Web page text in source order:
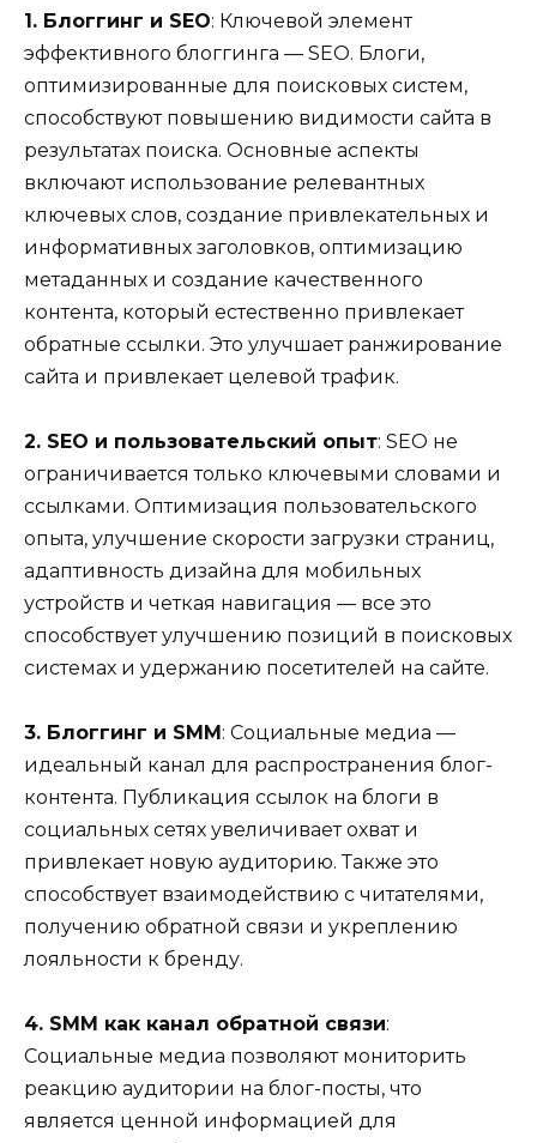
1. Блоггинг и SEO: Ключевой элемент
эффективного блоггинга — SEO. Блоги,
оптимизированные для поисковых систем,
способствуют повышению видимости сайта в
результатах поиска. Основные аспекты
включают использование релевантных
ключевых слов, создание привлекательных и
информативных заголовков, оптимизацию
метаданных и создание качественного
контента, который естественно привлекает
обратные ссылки. Это улучшает ранжирование
сайта и привлекает целевой трафик.
2. SEO и пользовательский опыт: SEO не
ограничивается только ключевыми словами и
ссылками. Оптимизация пользовательского
опыта, улучшение скорости загрузки страниц,
адаптивность дизайна для мобильных
устройств и четкая навигация — все это
способствует улучшению позиций в поисковых
системах и удержанию посетителей на сайте.
3. Блоггинг и SMM : Социальные медиа —
идеальный канал для распространения блог-
контента. Публикация ссылок на блоги в
социальных сетях увеличивает охват и
привлекает новую аудиторию. Также это
способствует взаимодействию с читателями,
получению обратной связи и укреплению
лояльности к бренду.
4. SMM как канал обратной связи:
Социальные медиа позволяют мониторить
реакцию аудитории на блог-посты, что
является ценной информацией для